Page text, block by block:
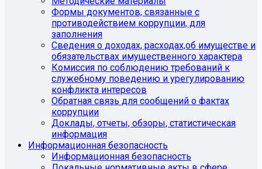
Формы документов, связанные с
противодействием коррупции, для
заполнения
Сведения о доходах, расходах,об имуществе и
обязательствах имущественного характера
Комиссия по соблюдению требований к
служебному поведению и урегулированию
конфликта интересов
Обратная связь для сообщений о фактах
коррупции
Доклады, отчеты, обзоры, статистическая
информация
Информационная безопасность
Информационная безопасность